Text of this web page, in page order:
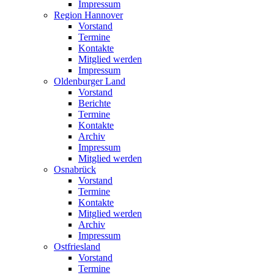
Impressum
Region Hannover
Vorstand
Termine
Kontakte
Mitglied werden
Impressum
Oldenburger Land
Vorstand
Berichte
Termine
Kontakte
Archiv
Impressum
Mitglied werden
Osnabrück
Vorstand
Termine
Kontakte
Mitglied werden
Archiv
Impressum
Ostfriesland
Vorstand
Termine